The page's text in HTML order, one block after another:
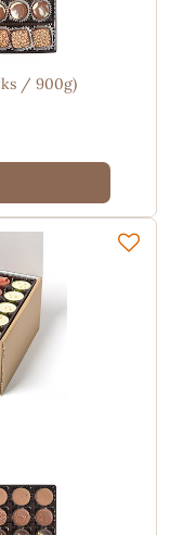
/ 900g)